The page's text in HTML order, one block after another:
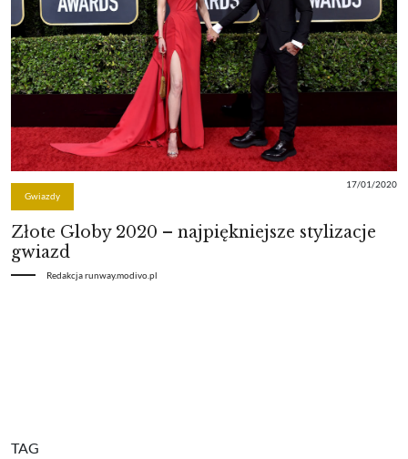
Gwiazdy
17/01/2020
Złote Globy 2020 – najpiękniejsze stylizacje
gwiazd
Redakcja runway.modivo.pl
TAG